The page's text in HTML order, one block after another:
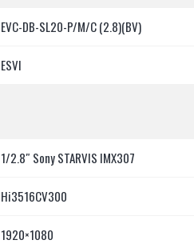
EVC-DB-SL20-P/M/C (2.8)(BV)
ESVI
1/2.8″ Sony STARVIS IMX307
Hi3516CV300
1920×1080